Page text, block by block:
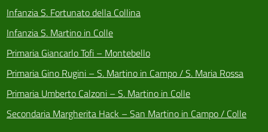
Infanzia S. Fortunato della Collina
Infanzia S. Martino in Colle
Primaria Giancarlo Tofi – Montebello
Primaria Gino Rugini – S. Martino in Campo / S. Maria Rossa
Primaria Umberto Calzoni – S. Martino in Colle
Secondaria Margherita Hack – San Martino in Campo / Colle